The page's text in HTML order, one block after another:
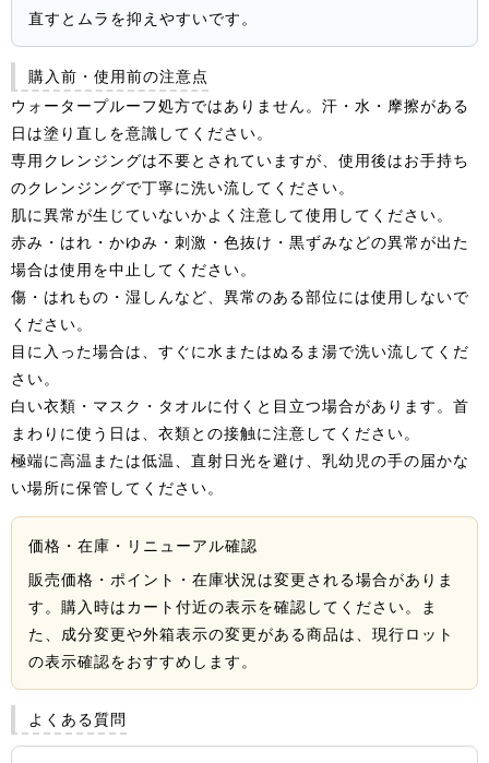
直すとムラを抑えやすいです。
購入前・使用前の注意点
ウォータープルーフ処方ではありません。汗・水・摩擦がある
日は塗り直しを意識してください。
専用クレンジングは不要とされていますが、使用後はお手持ち
のクレンジングで丁寧に洗い流してください。
肌に異常が生じていないかよく注意して使用してください。
赤み・はれ・かゆみ・刺激・色抜け・黒ずみなどの異常が出た
場合は使用を中止してください。
傷・はれもの・湿しんなど、異常のある部位には使用しないで
ください。
目に入った場合は、すぐに水またはぬるま湯で洗い流してくだ
さい。
白い衣類・マスク・タオルに付くと目立つ場合があります。首
まわりに使う日は、衣類との接触に注意してください。
極端に高温または低温、直射日光を避け、乳幼児の手の届かな
い場所に保管してください。
価格・在庫・リニューアル確認
販売価格・ポイント・在庫状況は変更される場合がありま
す。購入時はカート付近の表示を確認してください。ま
た、成分変更や外箱表示の変更がある商品は、現行ロット
の表示確認をおすすめします。
よくある質問